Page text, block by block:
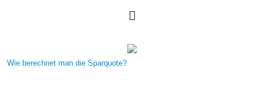
Wie berechnet man die Sparquote?